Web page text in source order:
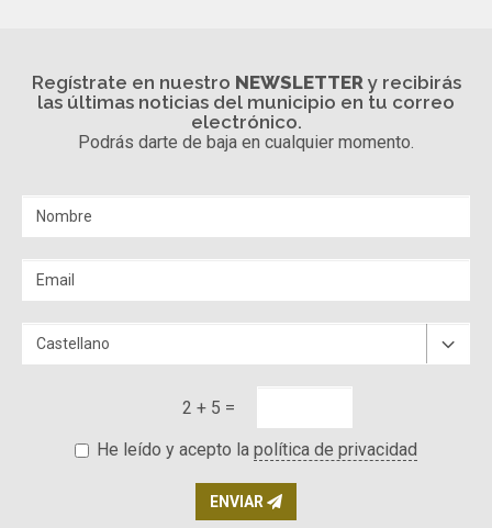
Regístrate en nuestro NEWSLETTER y recibirás
las últimas noticias del municipio en tu correo
electrónico.
Podrás darte de baja en cualquier momento.
2 + 5 =
He leído y acepto la política de privacidad
ENVIAR